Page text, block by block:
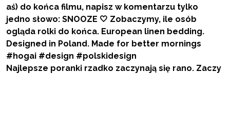
Najlepsze poranki rzadko zaczynają się rano. Zaczy